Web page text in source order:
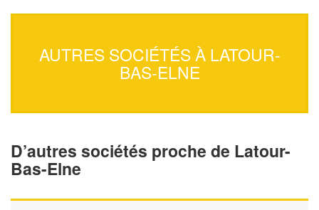
AUTRES SOCIÉTÉS À LATOUR-
BAS-ELNE
D’autres sociétés proche de Latour-
Bas-Elne